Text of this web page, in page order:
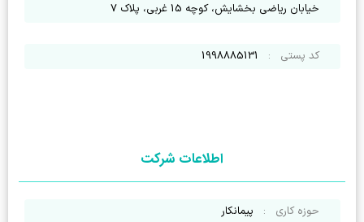
خیابان ریاضی بخشایش، کوچه 15 غربی‌، پلاک 7
کد پستی :
1998885131
اطلاعات شرکت
حوزه کاری : پیمانکار